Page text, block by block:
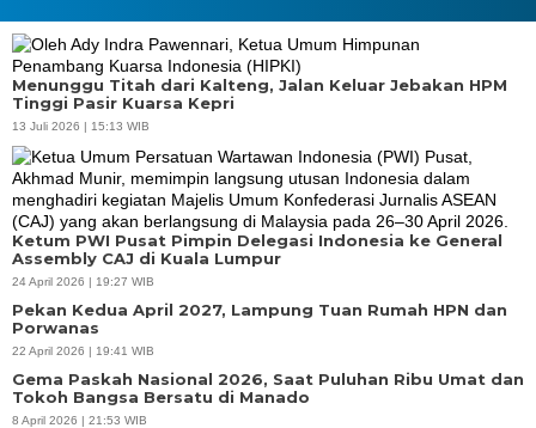
Menunggu Titah dari Kalteng, Jalan Keluar Jebakan HPM
Tinggi Pasir Kuarsa Kepri
13 Juli 2026 | 15:13 WIB
Ketum PWI Pusat Pimpin Delegasi Indonesia ke General
Assembly CAJ di Kuala Lumpur
24 April 2026 | 19:27 WIB
Pekan Kedua April 2027, Lampung Tuan Rumah HPN dan
Porwanas
22 April 2026 | 19:41 WIB
Gema Paskah Nasional 2026, Saat Puluhan Ribu Umat dan
Tokoh Bangsa Bersatu di Manado
8 April 2026 | 21:53 WIB